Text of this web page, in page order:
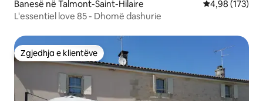
Banesë në Talmont-Saint-Hilaire Vlerësimi
4,98 (173)
L'essentiel love 85 - Dhomë dashurie
Zgjedhja e klientëve
Zgjedhja e klientëve